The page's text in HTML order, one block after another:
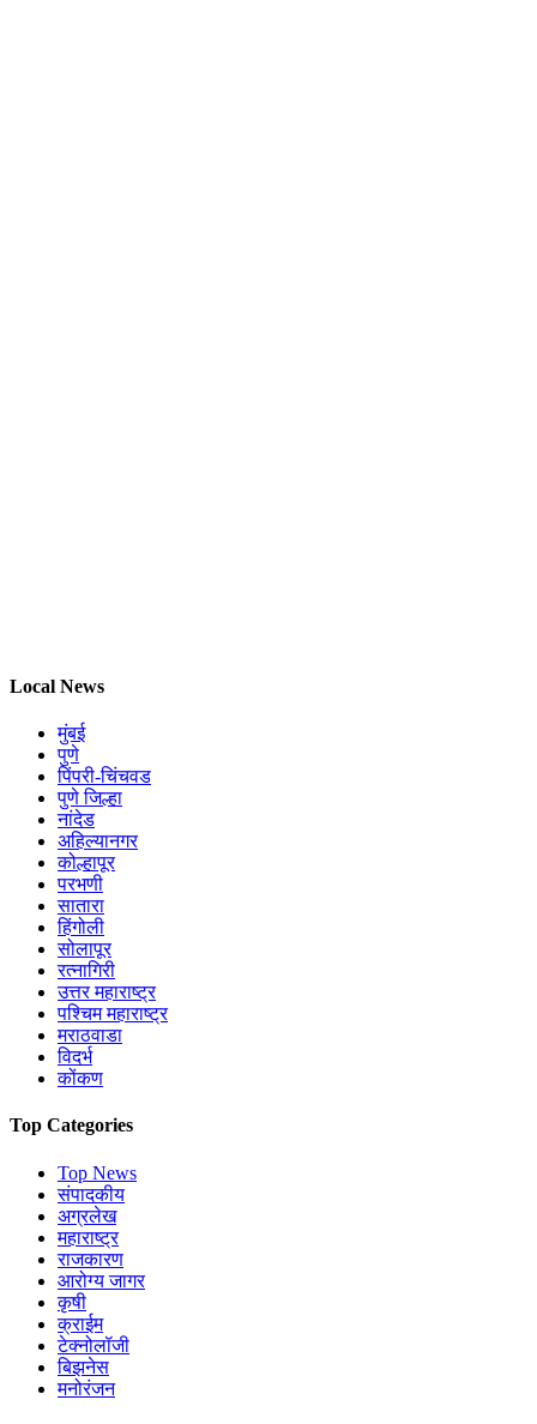
Local News
मुंबई
पुणे
पिंपरी-चिंचवड
पुणे जिल्हा
नांदेड
अहिल्यानगर
कोल्हापूर
परभणी
सातारा
हिंगोली
सोलापूर
रत्नागिरी
उत्तर महाराष्ट्र
पश्चिम महाराष्ट्र
मराठवाडा
विदर्भ
कोंकण
Top Categories
Top News
संपादकीय
अग्रलेख
महाराष्ट्र
राजकारण
आरोग्य जागर
कृषी
क्राईम
टेक्नोलॉजी
बिझनेस
मनोरंजन